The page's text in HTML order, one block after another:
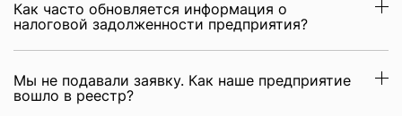
Как часто обновляется информация о
налоговой задолженности предприятия?
Мы не подавали заявку. Как наше предприятие
вошло в реестр?